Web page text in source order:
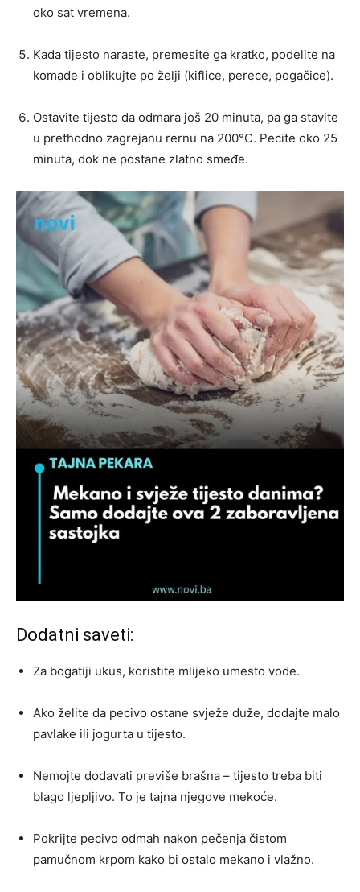
oko sat vremena.
Kada tijesto naraste, premesite ga kratko, podelite na
komade i oblikujte po želji (kiflice, perece, pogačice).
Ostavite tijesto da odmara još 20 minuta, pa ga stavite
u prethodno zagrejanu rernu na 200°C. Pecite oko 25
minuta, dok ne postane zlatno smeđe.
Dodatni saveti:
Za bogatiji ukus, koristite mlijeko umesto vode.
Ako želite da pecivo ostane svježe duže, dodajte malo
pavlake ili jogurta u tijesto.
Nemojte dodavati previše brašna – tijesto treba biti
blago ljepljivo. To je tajna njegove mekoće.
Pokrijte pecivo odmah nakon pečenja čistom
pamučnom krpom kako bi ostalo mekano i vlažno.